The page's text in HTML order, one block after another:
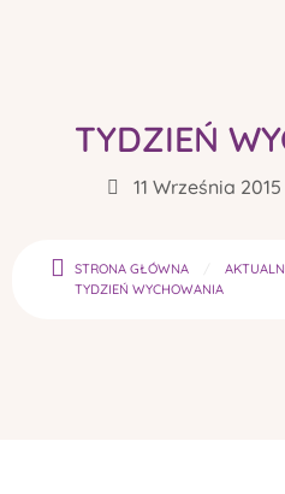
TYDZIEŃ
11 Września 2015
STRONA GŁÓWNA
TYDZIEŃ WYCHOWANIA